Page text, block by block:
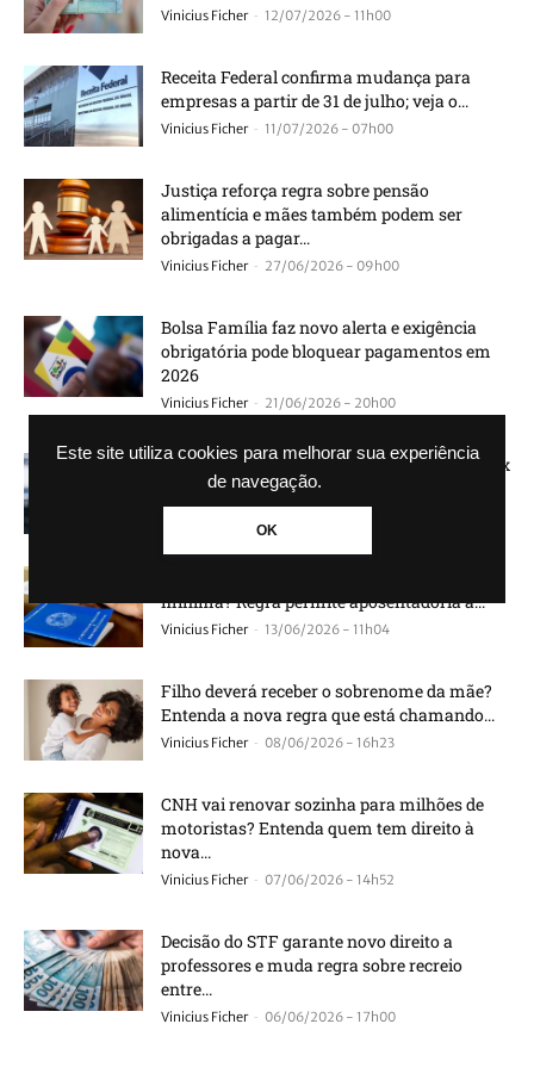
Este site utiliza cookies para melhorar sua experiência
de navegação.
OK
Vinicius Ficher - 12/07/2026 - 11h00
Receita Federal confirma mudança para
empresas a partir de 31 de julho; veja o...
Vinicius Ficher - 11/07/2026 - 07h00
Justiça reforça regra sobre pensão
alimentícia e mães também podem ser
obrigadas a pagar...
Vinicius Ficher - 27/06/2026 - 09h00
Bolsa Família faz novo alerta e exigência
obrigatória pode bloquear pagamentos em
2026
Vinicius Ficher - 21/06/2026 - 20h00
Banco Central faz mudança silenciosa no Pix
e usuários precisam ficar atentos
mínima? Regra permite aposentadoria a...
Vinicius Ficher - 13/06/2026 - 11h04
Filho deverá receber o sobrenome da mãe?
Entenda a nova regra que está chamando...
Vinicius Ficher - 08/06/2026 - 16h23
CNH vai renovar sozinha para milhões de
motoristas? Entenda quem tem direito à
nova...
Vinicius Ficher - 07/06/2026 - 14h52
Decisão do STF garante novo direito a
professores e muda regra sobre recreio
entre...
Vinicius Ficher - 06/06/2026 - 17h00